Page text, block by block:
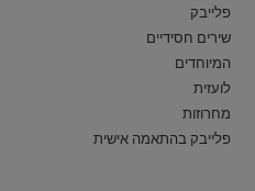
פלייבק
שירים חסידיים
המיוחדים
לועזית
מחרוזות
פלייבק בהתאמה אישית